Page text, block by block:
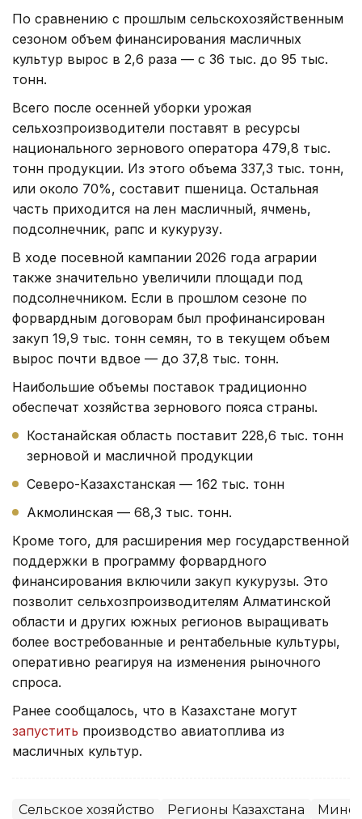
По сравнению с прошлым сельскохозяйственным
сезоном объем финансирования масличных
культур вырос в 2,6 раза — с 36 тыс. до 95 тыс.
тонн.
Всего после осенней уборки урожая
сельхозпроизводители поставят в ресурсы
национального зернового оператора 479,8 тыс.
тонн продукции. Из этого объема 337,3 тыс. тонн,
или около 70%, составит пшеница. Остальная
часть приходится на лен масличный, ячмень,
подсолнечник, рапс и кукурузу.
В ходе посевной кампании 2026 года аграрии
также значительно увеличили площади под
подсолнечником. Если в прошлом сезоне по
форвардным договорам был профинансирован
закуп 19,9 тыс. тонн семян, то в текущем объем
вырос почти вдвое — до 37,8 тыс. тонн.
Наибольшие объемы поставок традиционно
обеспечат хозяйства зернового пояса страны.
Костанайская область поставит 228,6 тыс. тонн
зерновой и масличной продукции
Северо-Казахстанская — 162 тыс. тонн
Акмолинская — 68,3 тыс. тонн.
Кроме того, для расширения мер государственной
поддержки в программу форвардного
финансирования включили закуп кукурузы. Это
позволит сельхозпроизводителям Алматинской
области и других южных регионов выращивать
более востребованные и рентабельные культуры,
оперативно реагируя на изменения рыночного
спроса.
Ранее сообщалось, что в Казахстане могут
запустить производство авиатоплива из
масличных культур.
Сельское хозяйство Регионы Казахстана